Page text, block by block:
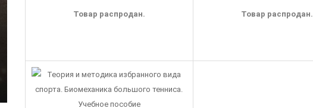
Товар распродан. Товар распродан.